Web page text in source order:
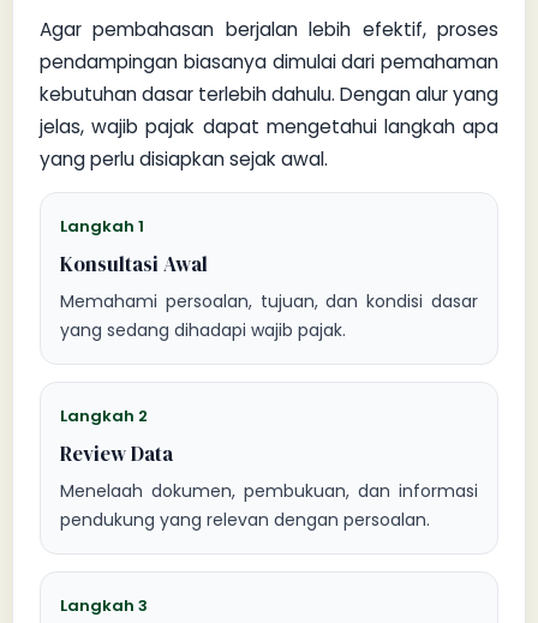
Agar pembahasan berjalan lebih efektif, proses
pendampingan biasanya dimulai dari pemahaman
kebutuhan dasar terlebih dahulu. Dengan alur yang
jelas, wajib pajak dapat mengetahui langkah apa
yang perlu disiapkan sejak awal.
Langkah 1
Konsultasi Awal
Memahami persoalan, tujuan, dan kondisi dasar
yang sedang dihadapi wajib pajak.
Langkah 2
Review Data
Menelaah dokumen, pembukuan, dan informasi
pendukung yang relevan dengan persoalan.
Langkah 3